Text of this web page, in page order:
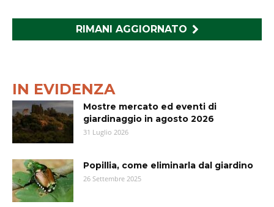
RIMANI AGGIORNATO
IN EVIDENZA
Mostre mercato ed eventi di
giardinaggio in agosto 2026
31 Luglio 2026
Popillia, come eliminarla dal giardino
26 Settembre 2025